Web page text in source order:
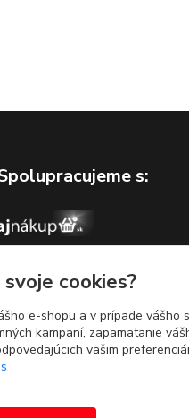
s:
cookies?
e-shopu a v prípade vášho
kampaní, zapamätanie
vašim